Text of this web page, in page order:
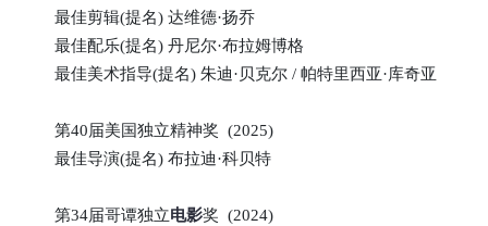
最佳剪辑(提名) 达维德·扬乔
最佳配乐(提名) 丹尼尔·布拉姆博格
最佳美术指导(提名) 朱迪·贝克尔 / 帕特里西亚·库奇亚
第40届美国独立精神奖 (2025)
最佳导演(提名) 布拉迪·科贝特
第34届哥谭独立电影奖 (2024)